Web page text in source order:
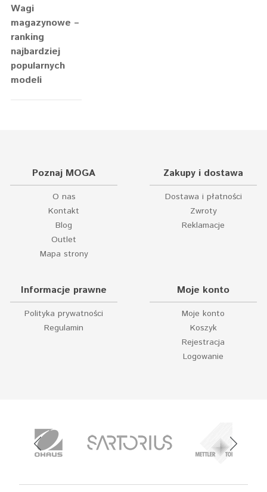
Wagi
magazynowe –
ranking
najbardziej
popularnych
modeli
Poznaj MOGA
O nas
Kontakt
Blog
Outlet
Mapa strony
Zakupy i dostawa
Dostawa i płatności
Zwroty
Reklamacje
Informacje prawne
Polityka prywatności
Regulamin
Moje konto
Moje konto
Koszyk
Rejestracja
Logowanie